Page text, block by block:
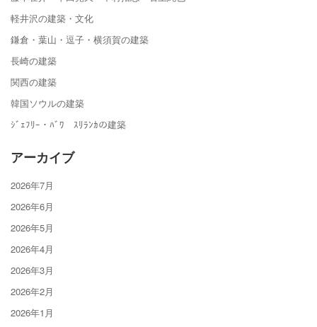
軽井沢の建築・文化
鎌倉・葉山・逗子・横須賀の建築
長崎の建築
関西の建築
韓国ソウルの建築
ｼﾞｪﾌﾘｰ・ﾊﾞﾜ ｽﾘﾗﾝｶの建築
アーカイブ
2026年7月
2026年6月
2026年5月
2026年4月
2026年3月
2026年2月
2026年1月